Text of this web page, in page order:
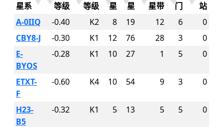
星系
等级
等级
星
星
星带
门
站
A-0IIQ
-0.40 K2 8 19 12 6
0
CBY8-J
-0.30 K1 12 76 28 3
0
E-
BYOS
-0.28 K1 10 27 1 5 0
ETXT-
F
-0.60 K4 10 54 9 3 0
H23-
B5
-0.32 K1 5 13 5 5 0